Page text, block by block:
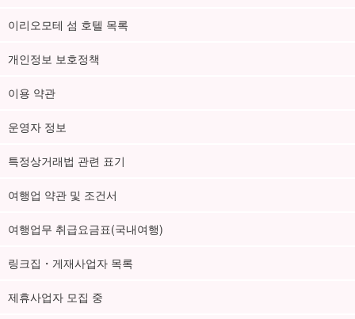
이리오모테 섬 호텔 목록
개인정보 보호정책
이용 약관
운영자 정보
특정상거래법 관련 표기
여행업 약관 및 조건서
여행업무 취급요금표(국내여행)
링크집・게재사업자 목록
제휴사업자 모집 중